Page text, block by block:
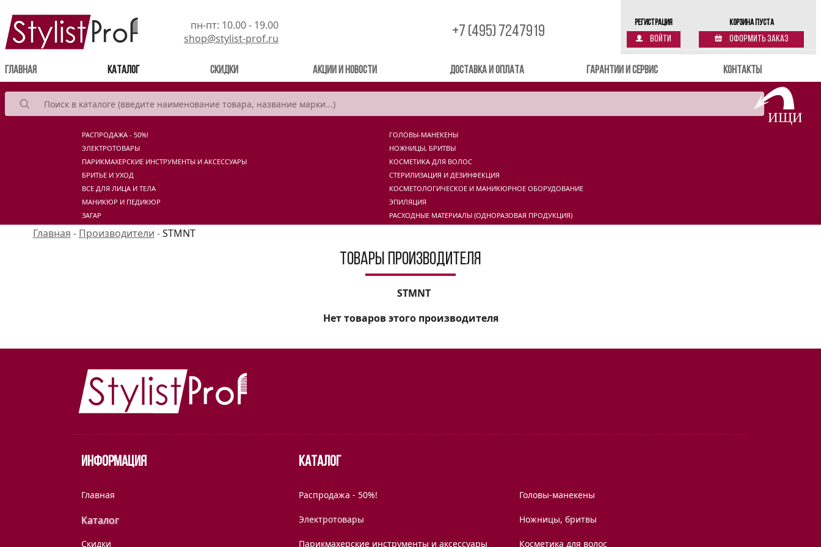
Регистрация
Войти
Корзина пуста
Оформить заказ
пн-пт: 10.00 - 19.00
shop@stylist-prof.ru
+7 (495) 7247919
Главная Каталог Скидки Акции и новости Доставка и оплата Гарантии и сервис Контакты
РАСПРОДАЖА - 50%!
ГОЛОВЫ-МАНЕКЕНЫ
ЭЛЕКТРОТОВАРЫ
НОЖНИЦЫ, БРИТВЫ
ПАРИКМАХЕРСКИЕ ИНСТРУМЕНТЫ И АКСЕССУАРЫ
КОСМЕТИКА ДЛЯ ВОЛОС
БРИТЬЕ И УХОД
СТЕРИЛИЗАЦИЯ И ДЕЗИНФЕКЦИЯ
ВСЕ ДЛЯ ЛИЦА И ТЕЛА
КОСМЕТОЛОГИЧЕСКОЕ И МАНИКЮРНОЕ ОБОРУДОВАНИЕ
МАНИКЮР И ПЕДИКЮР
ЭПИЛЯЦИЯ
ЗАГАР
РАСХОДНЫЕ МАТЕРИАЛЫ (ОДНОРАЗОВАЯ ПРОДУКЦИЯ)
Главная - Производители -STMNT
Товары производителя
STMNT
Нет товаров этого производителя
Информация Каталог
Главная
Каталог
Скидки
Распродажа - 50%! Головы-манекены
Электротовары Ножницы, бритвы
Парикмахерские инструменты и аксессуары Косметика для волос